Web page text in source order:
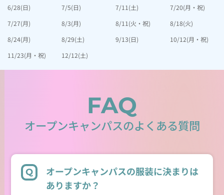
6/28(日)
7/5(日) 7/11(土)
7/20(月・祝)
7/27(月)
8/3(月) 8/11(火・祝)
8/18(火)
8/24(月)
8/29(土) 9/13(日)
10/12(月・祝)
11/23(月・祝)
12/12(土)
FAQ
オープンキャンパスのよくある質問
オープンキャンパスの服装に決まりは
ありますか？